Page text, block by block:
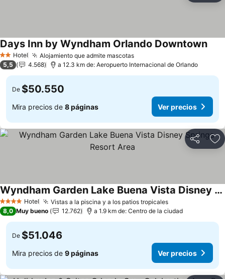
2 Estrellas
Hotel Alojamiento que admite mascotas
Days Inn by Wyndham Orlando Downtown
5,5 4.568 a 12.3 km de: Aeropuerto Internacional de Orlando
De $50.550
Mira precios de 8 páginas Ver precios
Compartir
4 EstrellasHotel Vistas a la piscina y a los patios tropicales
Wyndham Garden Lake Buena Vista Disney Springs Resort Area
8,0 Muy bueno 12.762 a 1.9 km de: Centro de la ciudad
De $51.046
Mira precios de 9 páginas Ver precios